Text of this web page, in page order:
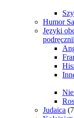
Humor
Języki
Judaica